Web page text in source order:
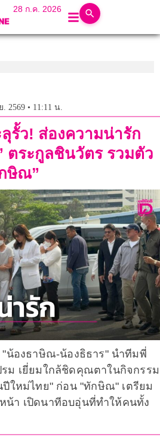
28 ก.ค. 2026
. 2569 • 11:11 น.
รั้ว! ส่องความน่ารัก
ตระกูลชินวัตร รวมตัว
ษิณ”
"น้องธาษิณ-น้องธิธาร" นำทีมพี่
ม เยี่ยมใกล้ชิดคุณตาในกิจกรรม
ปีใหม่ไทย" ก่อน "ทักษิณ" เตรียม
น้า เปิดนาทีอบอุ่นที่ทำให้คนทั้ง